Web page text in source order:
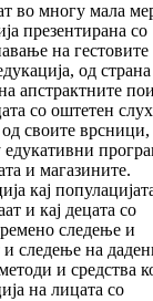
во многу мала
презентирана со
на гестовите
од
апстрактните
со оштетен слух
од своите
и магазините.
кај
и кај децата со
следење и
и следење на
и средства
на лицата со